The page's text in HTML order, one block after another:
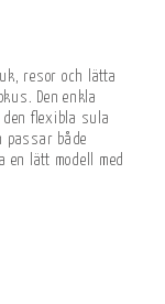
resor och lätta
Den enkla
flexibla sula
passar både
lätt modell med